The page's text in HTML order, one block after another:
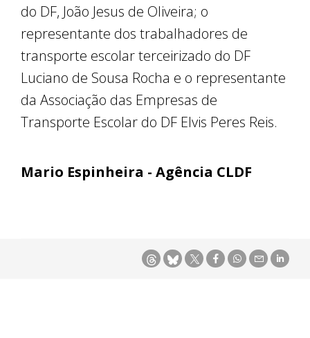
do DF, João Jesus de Oliveira; o
representante dos trabalhadores de
transporte escolar terceirizado do DF
Luciano de Sousa Rocha e o representante
da Associação das Empresas de
Transporte Escolar do DF Elvis Peres Reis.
Mario Espinheira - Agência CLDF